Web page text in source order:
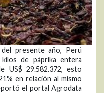
presente año, Perú
de páprika entera
US$ 29.582.372, esto
en relación al mismo
el portal Agrodata